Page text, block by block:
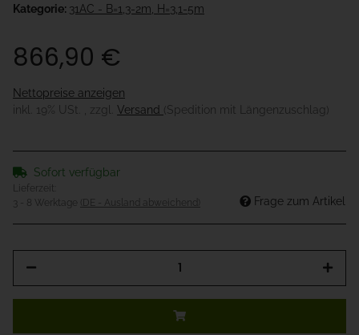
Kategorie: 31AC - B=1,3-2m, H=3,1-5m
866,90 €
Nettopreise anzeigen
inkl. 19% USt. , zzgl. Versand (Spedition mit Längenzuschlag)
Sofort verfügbar
Lieferzeit:
3 - 8 Werktage
(DE - Ausland abweichend) Frage zum Artikel